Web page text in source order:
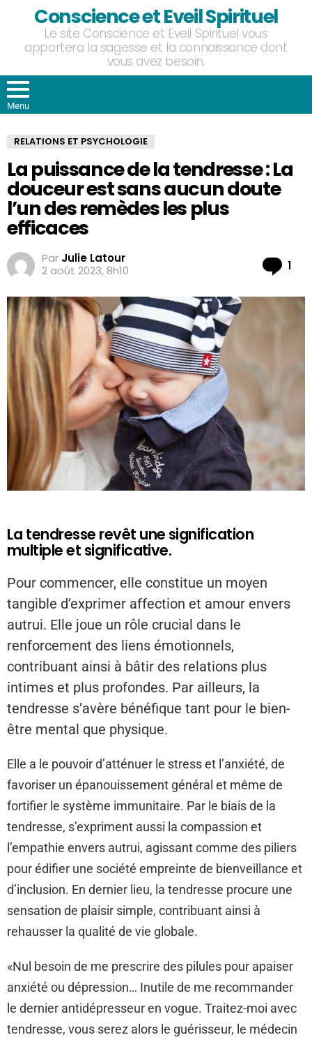
Conscience et Eveil Spirituel
Le site Conscience et Eveil Spirituel vous
apportera la sagesse et la connaissance dont
vous avez besoin.
Menu
RELATIONS ET PSYCHOLOGIE
La puissance de la tendresse : La
douceur est sans aucun doute
l’un des remèdes les plus
efficaces
Par Julie Latour
2 août 2023, 8h10
1
La tendresse revêt une signification
multiple et significative.
Pour commencer, elle constitue un moyen
tangible d’exprimer affection et amour envers
autrui. Elle joue un rôle crucial dans le
renforcement des liens émotionnels,
contribuant ainsi à bâtir des relations plus
intimes et plus profondes. Par ailleurs, la
tendresse s’avère bénéfique tant pour le bien-
être mental que physique.
Elle a le pouvoir d’atténuer le stress et l’anxiété, de
favoriser un épanouissement général et même de
fortifier le système immunitaire. Par le biais de la
tendresse, s’expriment aussi la compassion et
l’empathie envers autrui, agissant comme des piliers
pour édifier une société empreinte de bienveillance et
d’inclusion. En dernier lieu, la tendresse procure une
sensation de plaisir simple, contribuant ainsi à
rehausser la qualité de vie globale.
«Nul besoin de me prescrire des pilules pour apaiser
anxiété ou dépression… Inutile de me recommander
le dernier antidépresseur en vogue. Traitez-moi avec
tendresse, vous serez alors le guérisseur, le médecin